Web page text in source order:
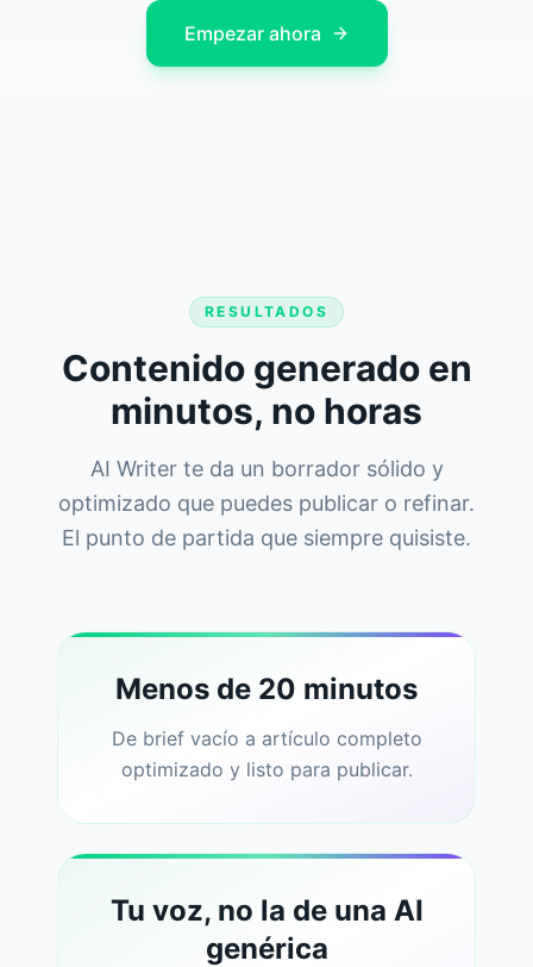
Empezar ahora
RESULTADOS
Contenido generado en
minutos, no horas
AI Writer te da un borrador sólido y
optimizado que puedes publicar o refinar.
El punto de partida que siempre quisiste.
Menos de 20 minutos
De brief vacío a artículo completo
optimizado y listo para publicar.
Tu voz, no la de una AI
genérica